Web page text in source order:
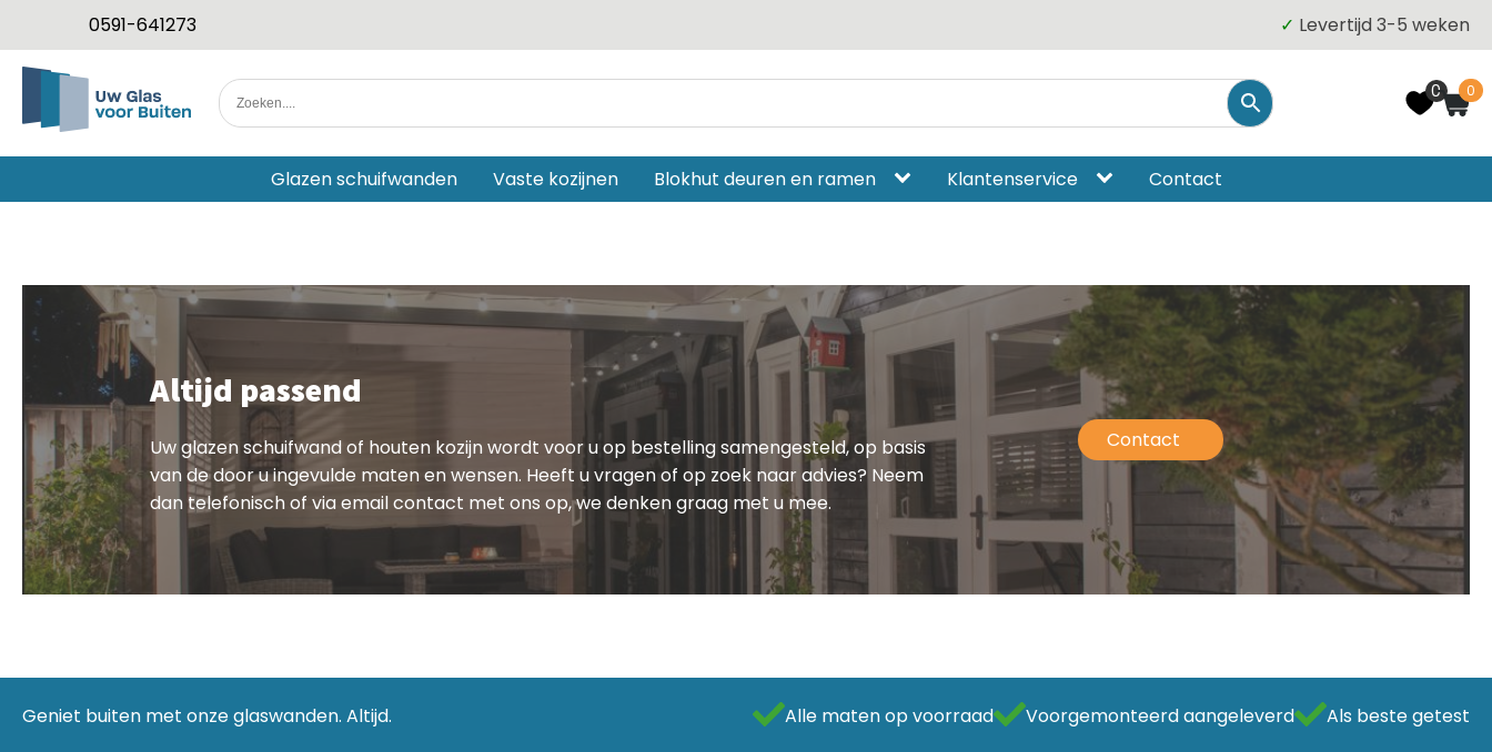
0591-641273 ✓ Levertijd 3-5 weken
0 0
Glazen schuifwanden Vaste kozijnen Blokhut deuren en ramen Klantenservice Contact
Altijd passend
Uw glazen schuifwand of houten kozijn wordt voor u op bestelling samengesteld, op basis
van de door u ingevulde maten en wensen. Heeft u vragen of op zoek naar advies? Neem
dan telefonisch of via email contact met ons op, we denken graag met u mee.
Contact
Geniet buiten met onze glaswanden. Altijd. Alle maten op voorraad Voorgemonteerd aangeleverd Als beste getest